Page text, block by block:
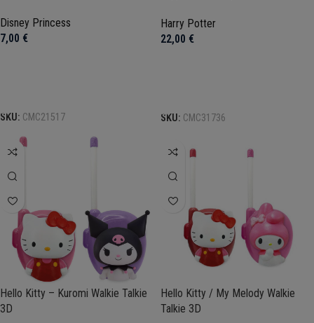
Disney Princess
7,00 €
SKU: CMC21517
Harry Potter
22,00 €
SKU: CMC31736
Hello Kitty – Kuromi Walkie Talkie
3D
Hello Kitty / My Melody Walkie
Talkie 3D